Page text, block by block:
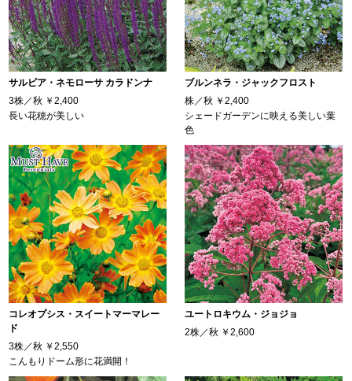
サルビア・ネモローサ カラドンナ
3株／秋 ￥2,400
長い花穂が美しい
ブルンネラ・ジャックフロスト
株／秋 ￥2,400
シェードガーデンに映える美しい葉
色
コレオプシス・スイートマーマレー
ド
3株／秋 ￥2,550
こんもりドーム形に花満開！
ユートロキウム・ジョジョ
2株／秋 ￥2,600